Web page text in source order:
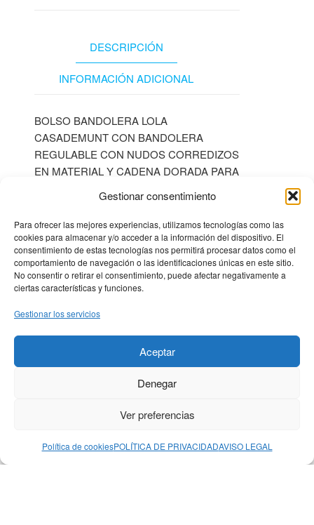
Gestionar consentimiento
Para ofrecer las mejores experiencias, utilizamos tecnologías como las
cookies para almacenar y/o acceder a la información del dispositivo. El
consentimiento de estas tecnologías nos permitirá procesar datos como el
comportamiento de navegación o las identificaciones únicas en este sitio.
No consentir o retirar el consentimiento, puede afectar negativamente a
ciertas características y funciones.
Gestionar los servicios
Aceptar
Denegar
Ver preferencias
Política de cookiesPOLÍTICA DE PRIVACIDADAVISO LEGAL
DESCRIPCIÓN
INFORMACIÓN ADICIONAL
BOLSO BANDOLERA LOLA
CASADEMUNT CON BANDOLERA
REGULABLE CON NUDOS CORREDIZOS
EN MATERIAL Y CADENA DORADA PARA
MENÚ PRINCIPAL
MENÚ LEGAL
DIRECCIÓN
Calle Bebricio 27